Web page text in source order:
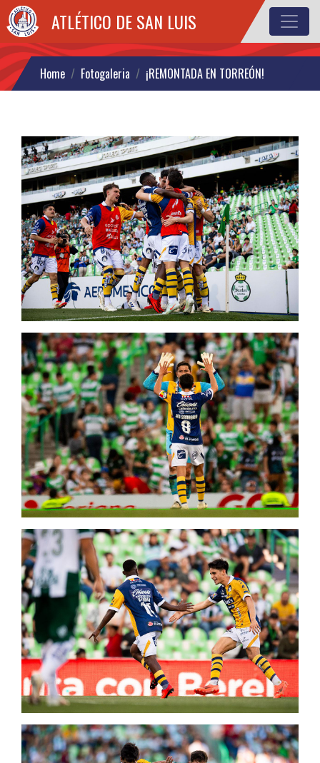
ATLÉTICO DE SAN LUIS
¡REMONTADA EN TORREÓN!
Home Fotogaleria ¡REMONTADA EN TORREÓN!